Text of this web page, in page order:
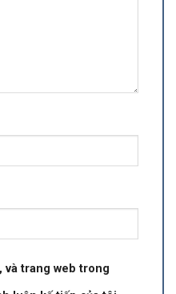
và trang web trong